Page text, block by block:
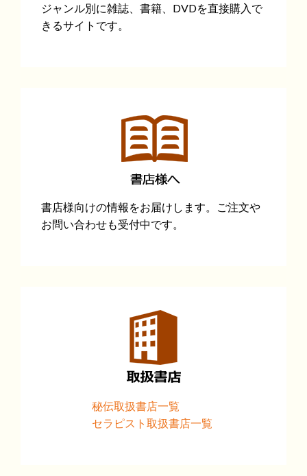
ジャンル別に雑誌、書籍、DVDを直接購入で
きるサイトです。
書店様向けの情報をお届けします。ご注文や
お問い合わせも受付中です。
秘伝取扱書店一覧
セラピスト取扱書店一覧